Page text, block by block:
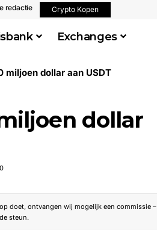
redactie Crypto Kopen
Exchanges
miljoen dollar aan USDT
dollar
doet, ontvangen wij mogelijk een commissie –
steun.